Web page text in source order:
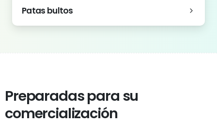
Patas bultos
Preparadas para su
comercialización